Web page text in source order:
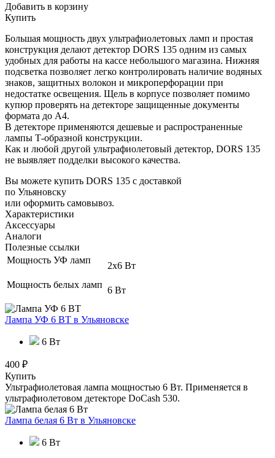
Добавить в корзину
Купить
Большая мощность двух ультрафиолетовых ламп и простая
конструкция делают детектор DORS 135 одним из самых
удобных для работы на кассе небольшого магазина. Нижняя
подсветка позволяет легко контролировать наличие водяных
знаков, защитных волокон и микроперфорации при
недостатке освещения. Щель в корпусе позволяет помимо
купюр проверять на детекторе защищенные документы
формата до А4.
В детекторе применяются дешевые и распространенные
лампы Т-образной конструкции.
Как и любой другой ультрафиолетовый детектор, DORS 135
не выявляет подделки высокого качества.
Вы можете купить DORS 135 с доставкой
по Ульяновску
или оформить самовывоз.
Характеристики
Аксессуары
Аналоги
Полезные ссылки
Мощность УФ ламп
2x6 Вт
Мощность белых ламп
6 Вт
Лампа УФ 6 ВТ в Ульяновске
6 Вт
400 ₽
Купить
Ультрафиолетовая лампа мощностью 6 Вт. Применяется в
ультрафиолетовом детекторе DoCash 530.
Лампа белая 6 Вт в Ульяновске
6 Вт